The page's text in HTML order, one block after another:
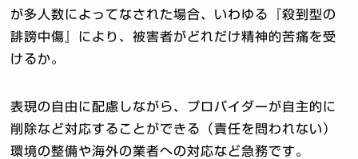
が多人数によってなされた場合、いわゆる『殺到型の
誹謗中傷』により、被害者がどれだけ精神的苦痛を受
けるか。
表現の自由に配慮しながら、プロバイダーが自主的に
削除など対応することができる（責任を問われない）
環境の整備や海外の業者への対応など急務です。